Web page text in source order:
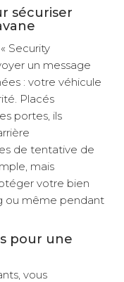
sécuriser
Security
un message
: votre véhicule
Placés
portes, ils
de tentative de
mais
votre bien
ou même pendant
pour une
vous